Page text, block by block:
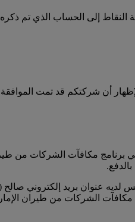
إلى الحساب الذي تم
أن شركتكم قد تمت الموافقة
مكافآت الشركات من
عنوان بريد إلكتروني صالح
الشركات من طيران